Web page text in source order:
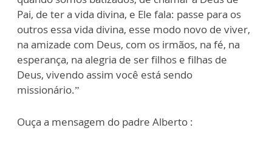
Pai, de ter a vida divina, e Ele fala: passe para os
outros essa vida divina, esse modo novo de viver,
na amizade com Deus, com os irmãos, na fé, na
esperança, na alegria de ser filhos e filhas de
Deus, vivendo assim você está sendo
missionário.”
Ouça a mensagem do padre Alberto :